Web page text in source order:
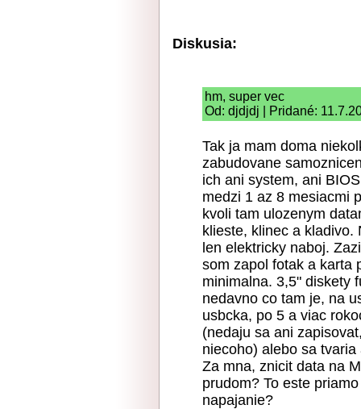
Diskusia:
hm, super vec
Od: djdjdj | Pridané:
Tak ja mam doma
zabudovane
ich ani system, ani
medzi 1 az 8 mesiacmi
kvoli tam ulozenym
klieste, klinec a kladivo.
len elektricky naboj.
som zapol fotak a karta
minimalna. 3,5" diskety
nedavno co tam je, na
usbcka, po 5 a viac
(nedaju sa ani
niecoho) alebo sa
Za mna, znicit data na
prudom? To este
napajanie?